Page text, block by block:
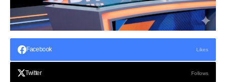
Facebook Likes
Twitter Follows